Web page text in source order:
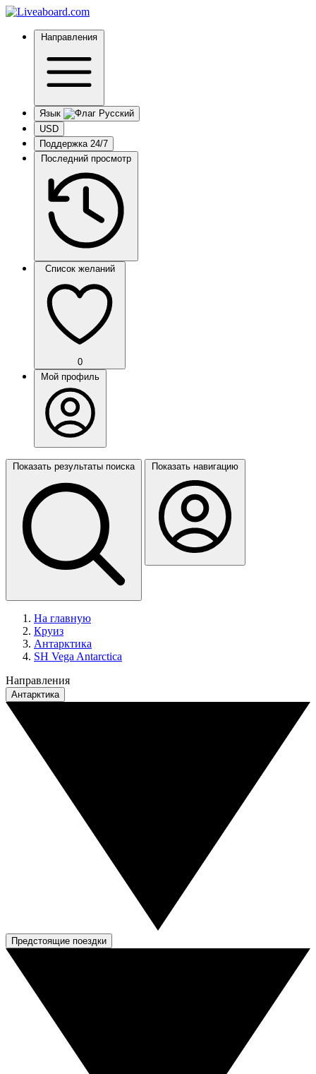
Направления
Язык
USD
Поддержка 24/7
Последний просмотр
Список желаний
0
Мой профиль
Показать результаты поиска Показать навигацию
На главную
Круиз
Антарктика
SH Vega Antarctica
Направления
Антарктика
Предстоящие поездки